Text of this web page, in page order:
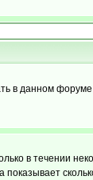
в данном
в течении